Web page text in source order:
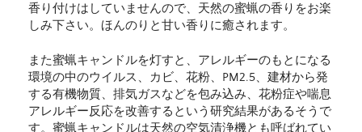
香り付けはしていませんので、天然の蜜蝋の香りをお楽
しみ下さい。ほんのりと甘い香りに癒されます。
また蜜蝋キャンドルを灯すと、アレルギーのもとになる
環境の中のウイルス、カビ、花粉、PM2.5、建材から発
する有機物質、排気ガスなどを包み込み、花粉症や喘息
アレルギー反応を改善するという研究結果があるそうで
す。蜜蝋キャンドルは天然の空気清浄機とも呼ばれてい